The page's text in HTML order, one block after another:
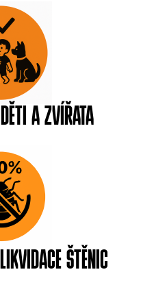
A ZVÍŘATA
ŠTĚNIC